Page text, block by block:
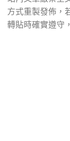
方式重製發佈，
轉貼時確實遵守